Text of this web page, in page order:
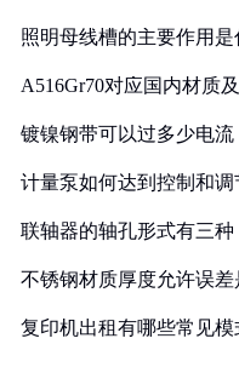
照明母线槽的主要作用是
A516Gr70对应国内材质
镀镍钢带可以过多少电流
计量泵如何达到控制和
联轴器的轴孔形式有三
不锈钢材质厚度允许误差
复印机出租有哪些常见模